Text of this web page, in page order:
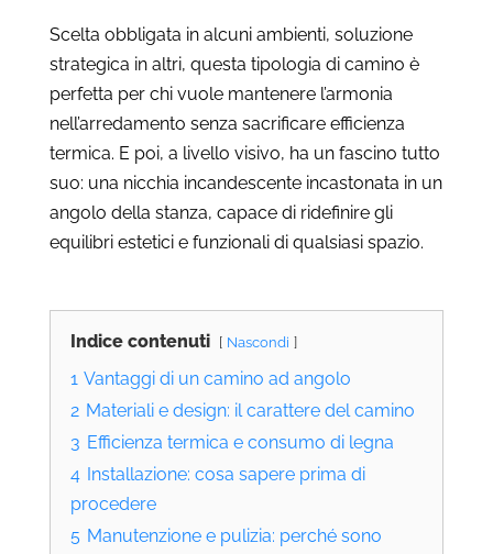
Scelta obbligata in alcuni ambienti, soluzione
strategica in altri, questa tipologia di camino è
perfetta per chi vuole mantenere l’armonia
nell’arredamento senza sacrificare efficienza
termica. E poi, a livello visivo, ha un fascino tutto
suo: una nicchia incandescente incastonata in un
angolo della stanza, capace di ridefinire gli
equilibri estetici e funzionali di qualsiasi spazio.
Indice contenuti Nascondi
1 Vantaggi di un camino ad angolo
2 Materiali e design: il carattere del camino
3 Efficienza termica e consumo di legna
4 Installazione: cosa sapere prima di
procedere
5 Manutenzione e pulizia: perché sono